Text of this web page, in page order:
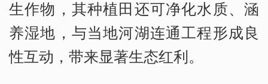
生作物，其种植田还可净化水质、涵
养湿地，与当地河湖连通工程形成良
性互动，带来显著生态红利。